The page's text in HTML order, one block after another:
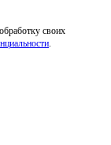
своих